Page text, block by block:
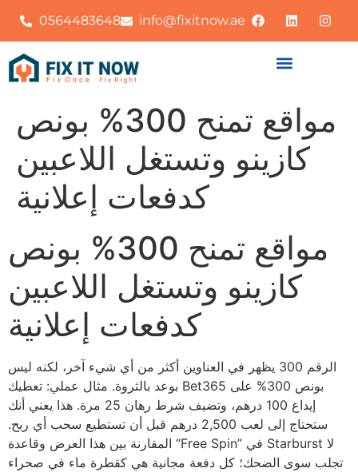
0564483648 info@fixitnow.ae
مواقع تمنح 300% بونص
كازينو وتستغل اللاعبين
كدفعات إعلانية
مواقع تمنح 300% بونص
كازينو وتستغل اللاعبين
كدفعات إعلانية
الرقم 300 يظهر في العناوين أكثر من أي شيء آخر، لكنه ليس
بوعد بالثروة. مثال عملي: تعطيك Bet365 بونص 300% على
إيداع 100 درهم، وتضيف شرط رهان 25 مرة. هذا يعني أنك
ستحتاج إلى لعب 2,500 درهم قبل أن تستطيع سحب أي ربح.
المقارنة بين هذا العرض وقاعدة “Free Spin” في Starburst لا
تجلب سوى الضحك؛ كل دفعة مجانية هي كقطرة ماء في صحراء